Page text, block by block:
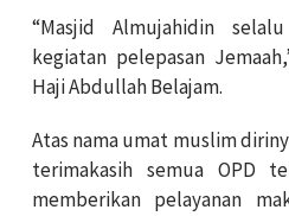
“Masjid Almujahidin
kegiatan pelepasan
Haji Abdullah Belajam.
Atas nama umat muslim
terimakasih semua OPD
memberikan pelayanan